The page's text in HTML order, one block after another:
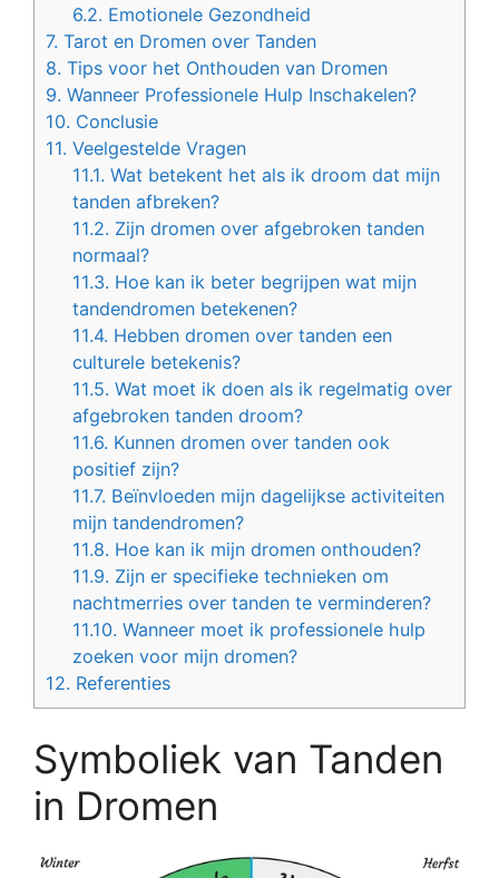
6.2. Emotionele Gezondheid
7. Tarot en Dromen over Tanden
8. Tips voor het Onthouden van Dromen
9. Wanneer Professionele Hulp Inschakelen?
10. Conclusie
11. Veelgestelde Vragen
11.1. Wat betekent het als ik droom dat mijn
tanden afbreken?
11.2. Zijn dromen over afgebroken tanden
normaal?
11.3. Hoe kan ik beter begrijpen wat mijn
tandendromen betekenen?
11.4. Hebben dromen over tanden een
culturele betekenis?
11.5. Wat moet ik doen als ik regelmatig over
afgebroken tanden droom?
11.6. Kunnen dromen over tanden ook
positief zijn?
11.7. Beïnvloeden mijn dagelijkse activiteiten
mijn tandendromen?
11.8. Hoe kan ik mijn dromen onthouden?
11.9. Zijn er specifieke technieken om
nachtmerries over tanden te verminderen?
11.10. Wanneer moet ik professionele hulp
zoeken voor mijn dromen?
12. Referenties
Symboliek van Tanden
in Dromen